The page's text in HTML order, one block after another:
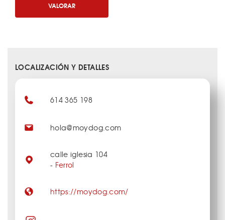
VALORAR
LOCALIZACIÓN Y DETALLES
614 365 198
hola@moydog.com
calle iglesia 104
- Ferrol
https://moydog.com/